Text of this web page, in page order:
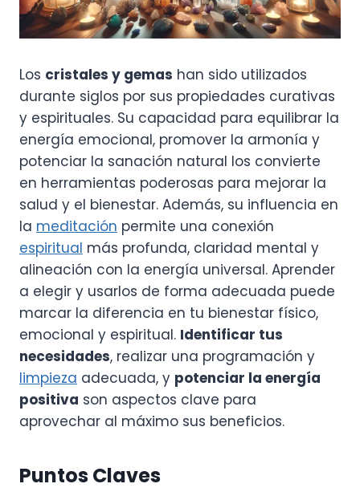
Los cristales y gemas han sido utilizados
durante siglos por sus propiedades curativas
y espirituales. Su capacidad para equilibrar la
energía emocional, promover la armonía y
potenciar la sanación natural los convierte
en herramientas poderosas para mejorar la
salud y el bienestar. Además, su influencia en
la meditación permite una conexión
espiritual más profunda, claridad mental y
alineación con la energía universal. Aprender
a elegir y usarlos de forma adecuada puede
marcar la diferencia en tu bienestar físico,
emocional y espiritual. Identificar tus
necesidades, realizar una programación y
limpieza adecuada, y potenciar la energía
positiva son aspectos clave para
aprovechar al máximo sus beneficios.
Puntos Claves